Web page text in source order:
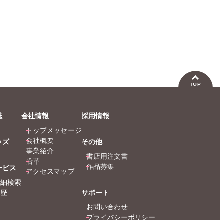
TOP
ズ
ビス
検索
会社情報
トップメッセージ
会社概要
事業紹介
沿革
アクセスマップ
採用情報
その他
書店用注文書
作品募集
サポート
お問い合わせ
プライバシーポリシー